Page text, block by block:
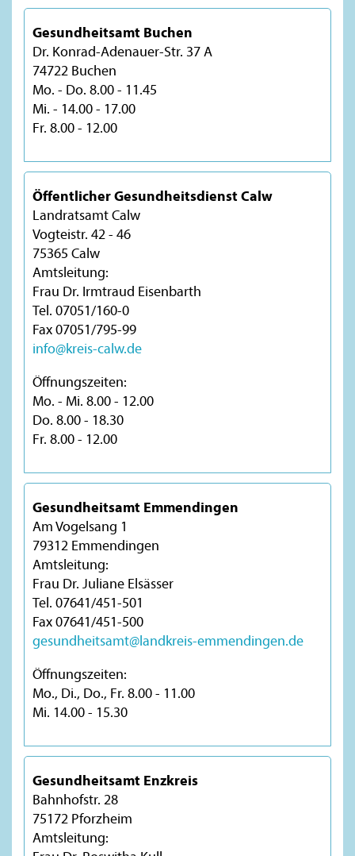
Gesundheitsamt Buchen
Dr. Konrad-Adenauer-Str. 37 A
74722 Buchen
Mo. - Do. 8.00 - 11.45
Mi. - 14.00 - 17.00
Fr. 8.00 - 12.00
Öffentlicher Gesundheitsdienst Calw
Landratsamt Calw
Vogteistr. 42 - 46
75365 Calw
Amtsleitung:
Frau Dr. Irmtraud Eisenbarth
Tel. 07051/160-0
Fax 07051/795-99
info@kreis-calw.de
Öffnungszeiten:
Mo. - Mi. 8.00 - 12.00
Do. 8.00 - 18.30
Fr. 8.00 - 12.00
Gesundheitsamt Emmendingen
Am Vogelsang 1
79312 Emmendingen
Amtsleitung:
Frau Dr. Juliane Elsässer
Tel. 07641/451-501
Fax 07641/451-500
gesundheitsamt@landkreis-emmendingen.de
Öffnungszeiten:
Mo., Di., Do., Fr. 8.00 - 11.00
Mi. 14.00 - 15.30
Gesundheitsamt Enzkreis
Bahnhofstr. 28
75172 Pforzheim
Amtsleitung: